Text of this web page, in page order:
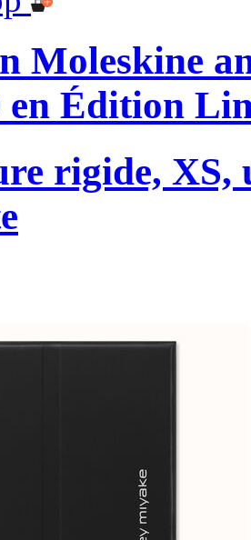
Moleskine
Édition
rigide, XS,